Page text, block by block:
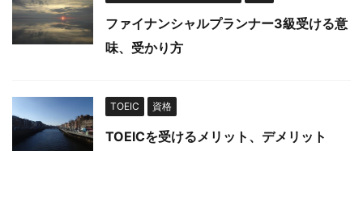
ファイナンシャルプランナー3級受ける意
味、受かり方
TOEIC 資格
TOEICを受けるメリット、デメリット